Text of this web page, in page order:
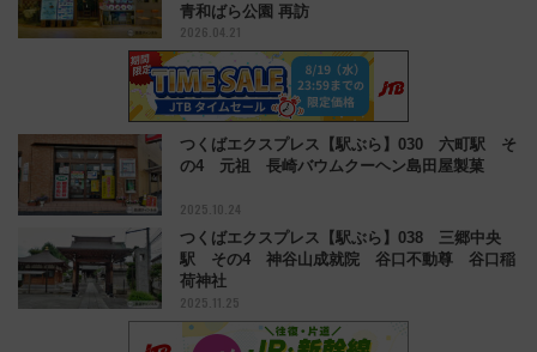
青和ばら公園 再訪
2026.04.21
つくばエクスプレス【駅ぶら】030 六町駅 そ
の4 元祖 長崎バウムクーヘン島田屋製菓
2025.10.24
つくばエクスプレス【駅ぶら】038 三郷中央
駅 その4 神谷山成就院 谷口不動尊 谷口稲
荷神社
2025.11.25